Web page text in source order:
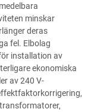
minskar
deras
fel. Elbolag
installation av
ekonomiska
av 240 V-